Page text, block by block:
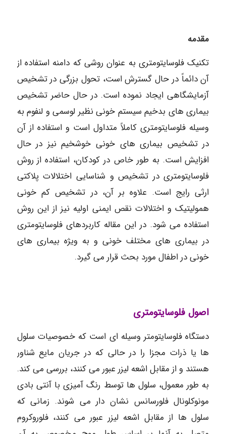
مقدمه
تکنیک فلوسایتومتری به عنوان روشی که دامنه استفاده از
آن دائماً در حال گسترش است، تحول بزرگی در تشخیص
آزمایشگاهی ایجاد نموده است. در حال حاضر تشخیص
بیماری های بدخیم سیستم خونی نظیر لوسمی و لنفوم به
وسیله فلوسایتومتری کاملاً متداول است و استفاده از آن
در تشخیص بیماری های خونی خوشخیم نیز در حال
افزایش است. به طور خاص در کودکان، استفاده از روش
فلوسایتومتری در تشخیص و شناسایی اختلالات پلاکتی
ارثی رایج است. علاوه بر آن، در تشخیص کم خونی
همولیتیک و اختلالات نقص ایمنی اولیه نیز از این روش
استفاده می شود. در این مقاله کاربردهای فلوسایتومتری
در بیماری های مختلف خونی و به ویژه بیماری های
خونی در اطفال مورد بحث قرار می گیرد.
اصول فلوسایتومتری
دستگاه فلوسایتومتر وسیله ای است که خصوصیات سلول
ها یا ذرات مجزا را در حالی که در جریان مایع شناور
هستند و از مقابل اشعه لیزر عبور می کنند، بررسی می کند.
به طور معمول، سلول ها توسط رنگ آمیزی با آنتی بادی
مونوکلونال فلورسانس نشان دار می شوند. زمانی که
سلول ها از مقابل اشعه لیزر عبور می کنند، فلوروکروم